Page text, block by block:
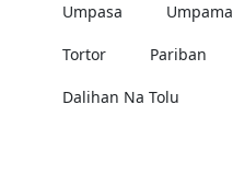
Umpasa Umpama
Tortor Pariban
Dalihan Na Tolu